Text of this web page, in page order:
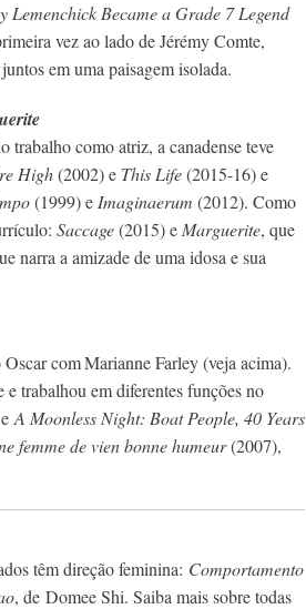
Lemenchick Became a Grade 7 Legend
vez ao lado de Jérémy Comte,
em uma paisagem isolada.
trabalho como atriz, a canadense teve
High(2002) e This Life(2015-16) e
(1999) e Imaginaerum (2012). Como
Saccage(2015) e Marguerite, que
narra a amizade de uma idosa e sua
comMarianne Farley (veja acima).
trabalhou em diferentes funções no
A Moonless Night: Boat People, 40 Years
femme de vien bonne humeur(2007),
têm direção feminina: Comportamento
, de Domee Shi. Saiba mais sobre todas